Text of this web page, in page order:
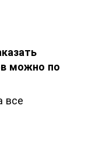
можно по
все